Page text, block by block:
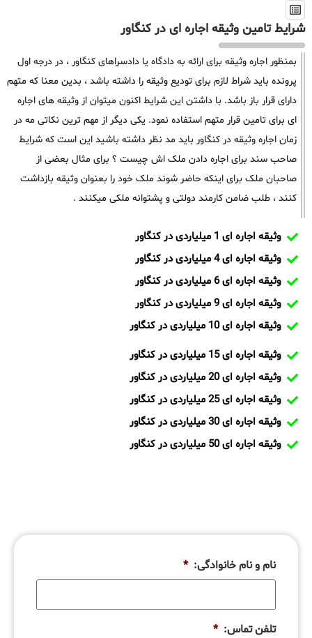
شرایط تامین وثیقه اجاره ای در کنگاور
بمنظور اجاره وثیقه برای ارائه به دادگاه یا دادسراهای کنگاور ، در درجه اول
پرونده باید شراط لازم برای تودیع وثیقه را داشته باشد ، بدین معنا که متهم
دارای قرار باز باشد. با داشتن این شرایط اکنون میتوان از وثیقه های اجاره
ای برای تامین قرار متهم استفاده نمود. یکی دیگر از مهم ترین نکاتی مه در
زمان اجاره وثیقه در کنگاور باید مد نظر داشته باشید این است که شرایط
صاحب سند برای اجاره دادن ملک اش چیست ؟ برای مثال بعضی از
صاحبان ملک برای اینکه حاضر شوند ملک خود را بعنوان وثیقه بازداشت
کنند ، طلب ضامن کارمند دولتی و پشتوانه ملکی میکنند .
وثیقه اجاره ای 1 میلیاردی در کنگاور
وثیقه اجاره ای 4 میلیاردی در کنگاور
وثیقه اجاره ای 6 میلیاردی در کنگاور
وثیقه اجاره ای 9 میلیاردی در کنگاور
وثیقه اجاره ای 10 میلیاردی در کنگاور
وثیقه اجاره ای 15 میلیاردی در کنگاور
وثیقه اجاره ای 20 میلیاردی در کنگاور
وثیقه اجاره ای 25 میلیاردی در کنگاور
وثیقه اجاره ای 30 میلیاردی در کنگاور
وثیقه اجاره ای 50 میلیاردی در کنگاور
نام و نام خانوادگی: *
تلفن تماس: *